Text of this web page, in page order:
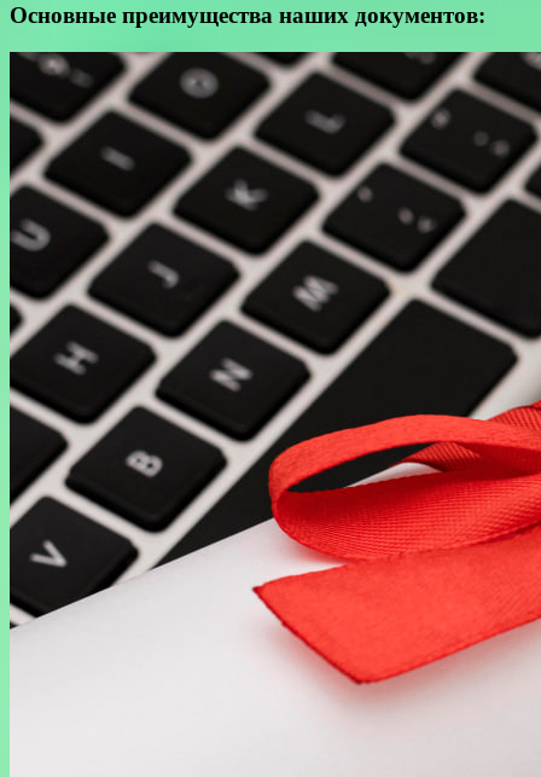
Основные преимущества наших документов: